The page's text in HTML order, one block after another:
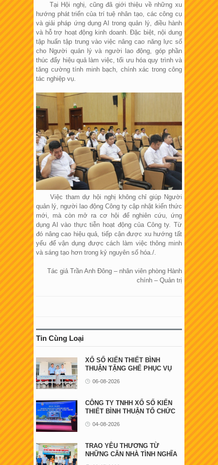
Tại Hội nghị, cũng đã giới thiệu về những xu
hướng phát triển của trí tuệ nhân tạo, các công cụ
và giải pháp ứng dụng AI trong quản lý, điều hành
và hỗ trợ hoạt động kinh doanh. Đặc biệt, nội dung
tập huấn tập trung vào việc nâng cao năng lực số
cho Người quản lý và người lao động, góp phần
thúc đẩy hiệu quả làm việc, tối ưu hóa quy trình và
tăng cường tính minh bạch, chính xác trong công
tác nghiệp vụ.
Việc tham dự hội nghị không chỉ giúp Người
quản lý, người lao động Công ty cập nhật kiến thức
mới, mà còn mở ra cơ hội để nghiên cứu, ứng
dụng AI vào thực tiễn hoạt động của Công ty. Từ
đó nâng cao hiệu quả, tiếp cận được xu hướng tất
yếu để vận dụng được cách làm việc thông minh
và sáng tạo hơn trong kỷ nguyên số hóa./.
Tác giả Trần Anh Đông – nhân viên phòng Hành
chính – Quản trị
Tin Cùng Loại
XỔ SỐ KIẾN THIẾT BÌNH
THUẬN TẶNG GHẾ PHỤC VỤ
06-08-2026
CÔNG TY TNHH XỔ SỐ KIẾN
THIẾT BÌNH THUẬN TỔ CHỨC
04-08-2026
TRAO YÊU THƯƠNG TỪ
NHỮNG CĂN NHÀ TÌNH NGHĨA